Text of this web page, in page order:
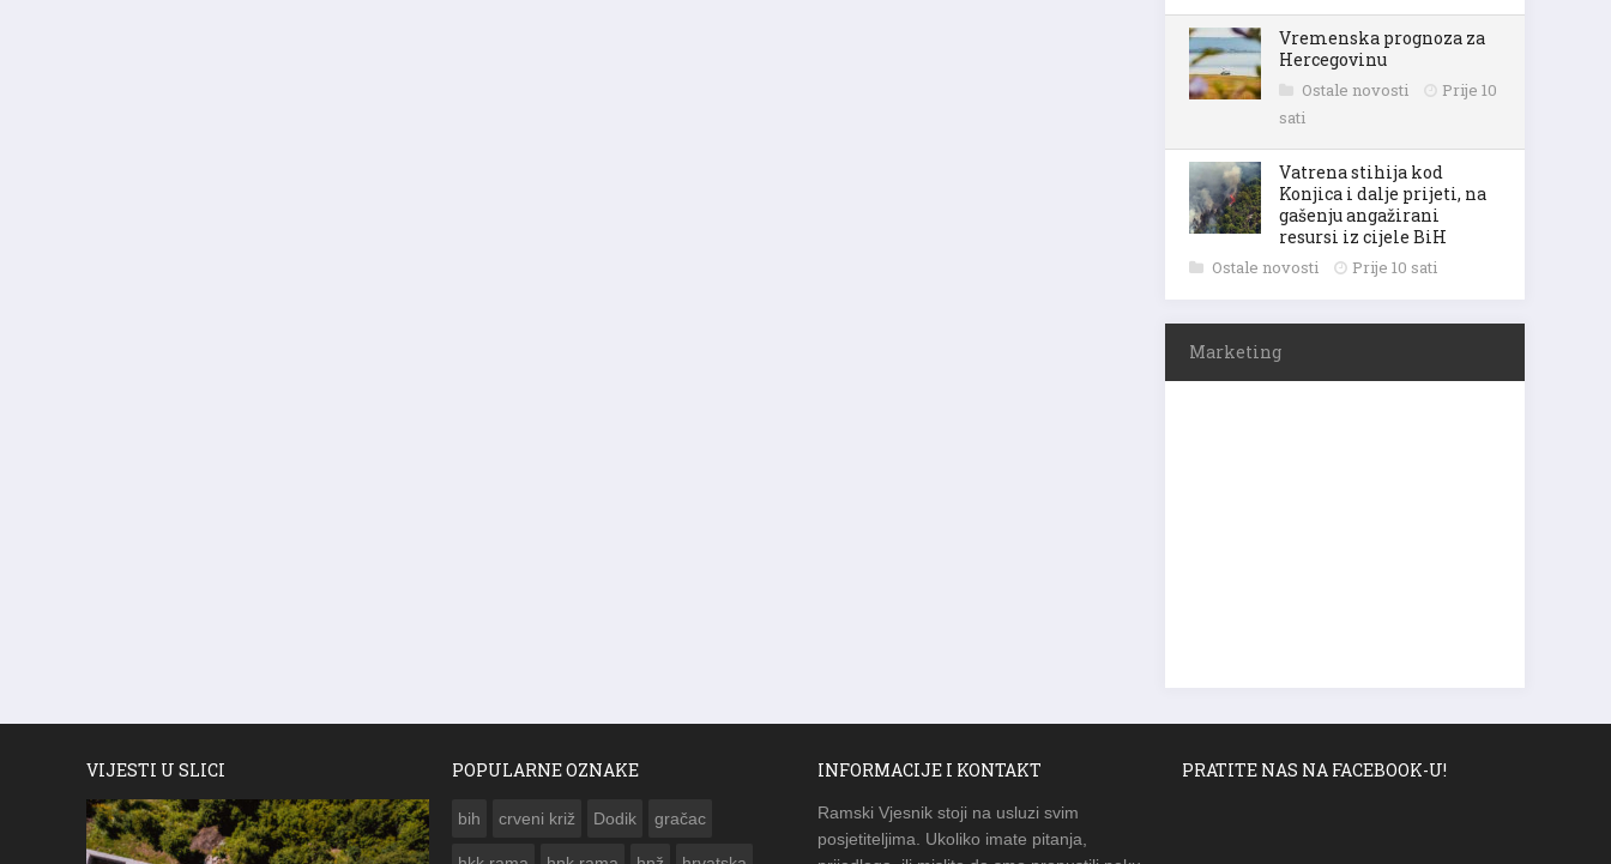
Vremenska prognoza za
Hercegovinu
Ostale novosti
Prije 10
sati
Vatrena stihija kod
Konjica i dalje prijeti, na
gašenju angažirani
resursi iz cijele BiH
Ostale novosti Prije 10 sati
Marketing
VIJESTI U SLICI POPULARNE OZNAKE
bih crveni križ Dodik gračac
INFORMACIJE I KONTAKT
Ramski Vjesnik stoji na usluzi svim
posjetiteljima. Ukoliko imate pitanja,
PRATITE NAS NA FACEBOOK-U!